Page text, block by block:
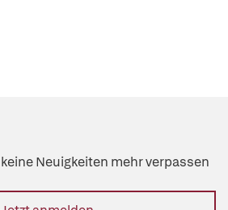
Neuigkeiten mehr verpassen